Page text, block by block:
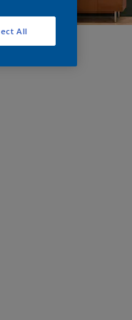
All